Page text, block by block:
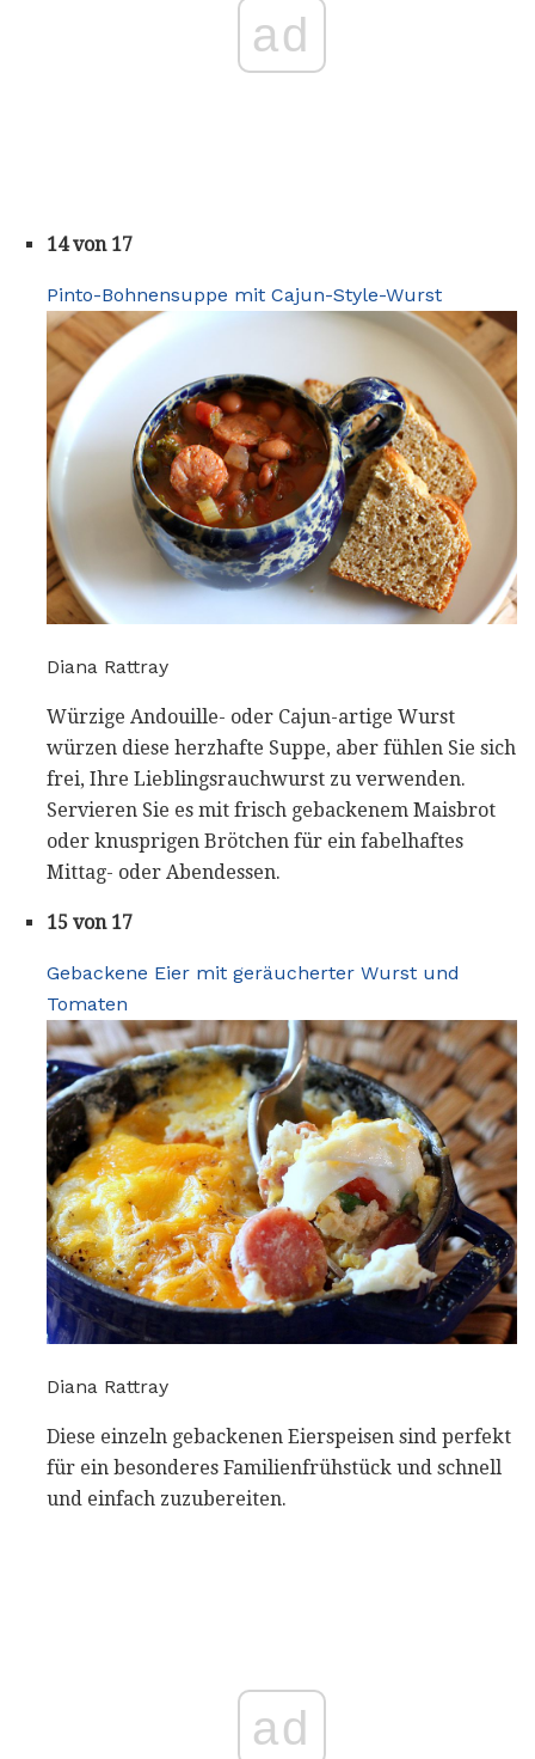
ad
14 von 17
Pinto-Bohnensuppe mit Cajun-Style-Wurst
Diana Rattray
Würzige Andouille- oder Cajun-artige Wurst
würzen diese herzhafte Suppe, aber fühlen Sie sich
frei, Ihre Lieblingsrauchwurst zu verwenden.
Servieren Sie es mit frisch gebackenem Maisbrot
oder knusprigen Brötchen für ein fabelhaftes
Mittag- oder Abendessen.
15 von 17
Gebackene Eier mit geräucherter Wurst und
Tomaten
Diana Rattray
Diese einzeln gebackenen Eierspeisen sind perfekt
für ein besonderes Familienfrühstück und schnell
und einfach zuzubereiten.
ad